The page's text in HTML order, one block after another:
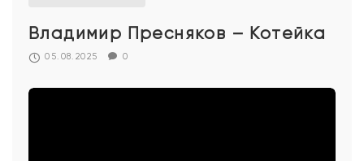
Владимир Пресняков – Котейка
05.08.2025 0